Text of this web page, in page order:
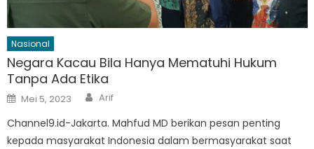
Nasional
Negara Kacau Bila Hanya Mematuhi Hukum
Tanpa Ada Etika
Posted
on
Mei 5, 2023 Author
Arif
Channel9.id-Jakarta. Mahfud MD berikan pesan penting
kepada masyarakat Indonesia dalam bermasyarakat saat